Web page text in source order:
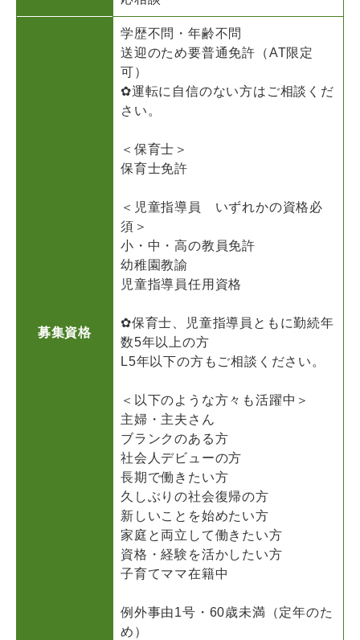
募集資格
学歴不問・年齢不問
送迎のため要普通免許（AT限定
可）
✿運転に自信のない方はご相談くだ
さい。
＜保育士＞
保育士免許
＜児童指導員 いずれかの資格必
須＞
小・中・高の教員免許
幼稚園教諭
児童指導員任用資格
✿保育士、児童指導員ともに勤続年
数5年以上の方
L5年以下の方もご相談ください。
＜以下のような方々も活躍中＞
主婦・主夫さん
ブランクのある方
社会人デビューの方
長期で働きたい方
久しぶりの社会復帰の方
新しいことを始めたい方
家庭と両立して働きたい方
資格・経験を活かしたい方
子育てママ在籍中
例外事由1号・60歳未満（定年のた
め）